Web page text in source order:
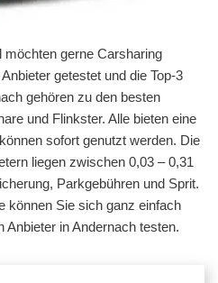
möchten gerne Carsharing
getestet und die Top-3
gehören zu den besten
und Flinkster. Alle bieten eine
sofort genutzt werden. Die
liegen zwischen 0,03 – 0,31
Parkgebühren und Sprit.
können Sie sich ganz einfach
Anbieter in Andernach testen.